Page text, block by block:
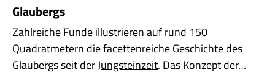
Glaubergs
Zahlreiche Funde illustrieren auf rund 150
Quadratmetern die facettenreiche Geschichte des
Glaubergs seit derJungsteinzeit. Das Konzept der…